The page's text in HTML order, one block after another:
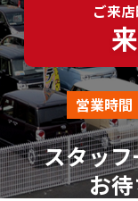
ご来
営業時間
スタッ
お